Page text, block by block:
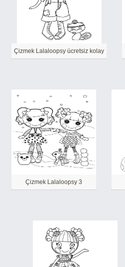
Çizmek Lalaloopsy ücretsiz kolay
Çizmek Lalaloopsy 3